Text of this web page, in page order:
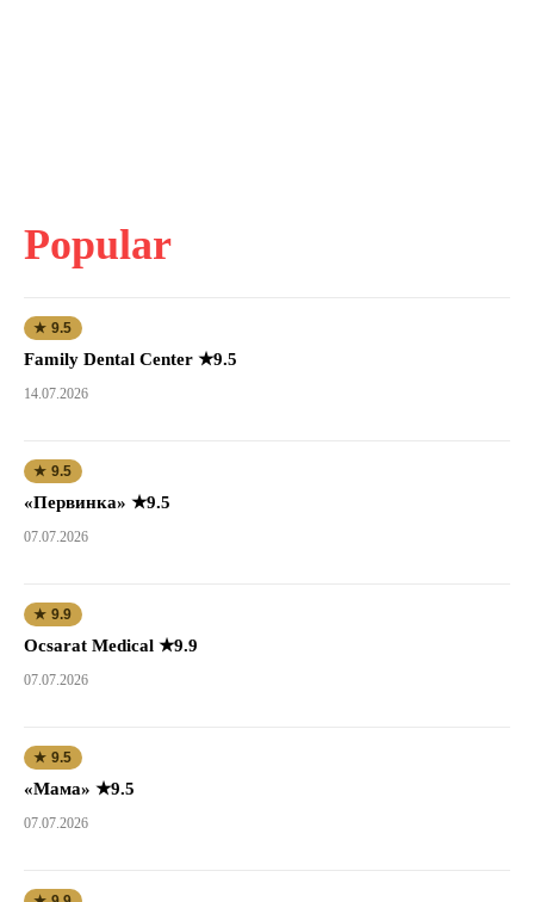
Popular
★ 9.5
Family Dental Center ★9.5
14.07.2026
★ 9.5
«Первинка» ★9.5
07.07.2026
★ 9.9
Ocsarat Medical ★9.9
07.07.2026
★ 9.5
«Мама» ★9.5
07.07.2026